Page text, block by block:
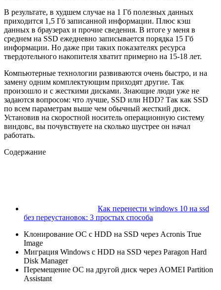
В результате, в худшем случае на 1 Гб полезных данных
приходится 1,5 Гб записанной информации. Плюс кэш
данных в браузерах и прочие сведения. В итоге у меня в
среднем на SSD ежедневно записывается порядка 15 Гб
информации. Но даже при таких показателях ресурса
твердотельного накопителя хватит примерно на 15-18 лет.
Компьютерные технологии развиваются очень быстро, и на
замену одним комплектующим приходят другие. Так
произошло и с жесткими дисками. Знающие люди уже не
задаются вопросом: что лучше, SSD или HDD? Так как SSD
по всем параметрам выше чем обычный жесткий диск.
Установив на скоростной носитель операционную систему
виндовс, вы почувствуете на сколько шустрее он начал
работать.
Содержание
Как перенести windows 10 на ssd
без переустановок: 3 простых способа
Клонирование ОС с HDD на SSD через Acronis True
Image
Миграция Windows с HDD на SSD через Paragon Hard
Disk Manager
Перемещение ОС на другой диск через AOMEI Partition
Assistant